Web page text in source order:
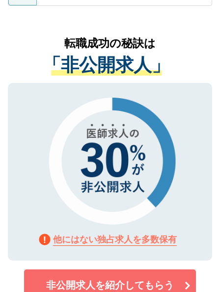
ているすべての個人データはご本人の許可
は、個人情報の取り扱いについての厳密な
管理基準を満たした事業者のみに付与され
る、プライバシーマークを取得済みです。
で、機密保持に関してもご安心ください。
かがいして、現在の医療機関の状況や紹介
経験をまじえながら、適切なアドバイスを
させていただきます。すぐにご転職をされ
ない方には、長期的なサポートが可能です
ので、まずはご登録ください。
転職成功の秘訣は
「非公開求人」
他にはない独占求人を多数保有
非公開求人を紹介してもらう